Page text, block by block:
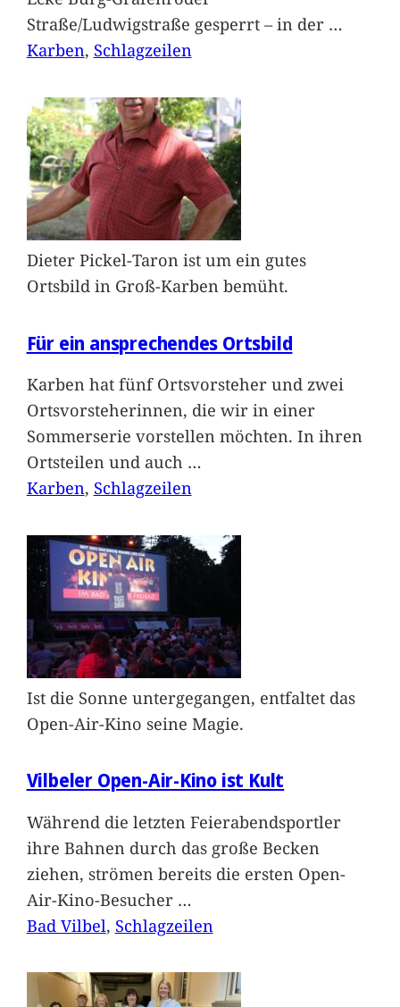
Straße/Ludwigstraße gesperrt – in der …
Karben, Schlagzeilen
Dieter Pickel-Taron ist um ein gutes
Ortsbild in Groß-Karben bemüht.
Für ein ansprechendes Ortsbild
Karben hat fünf Ortsvorsteher und zwei
Ortsvorsteherinnen, die wir in einer
Sommerserie vorstellen möchten. In ihren
Ortsteilen und auch …
Karben, Schlagzeilen
Ist die Sonne untergegangen, entfaltet das
Open-Air-Kino seine Magie.
Vilbeler Open-Air-Kino ist Kult
Während die letzten Feierabendsportler
ihre Bahnen durch das große Becken
ziehen, strömen bereits die ersten Open-
Air-Kino-Besucher …
Bad Vilbel, Schlagzeilen